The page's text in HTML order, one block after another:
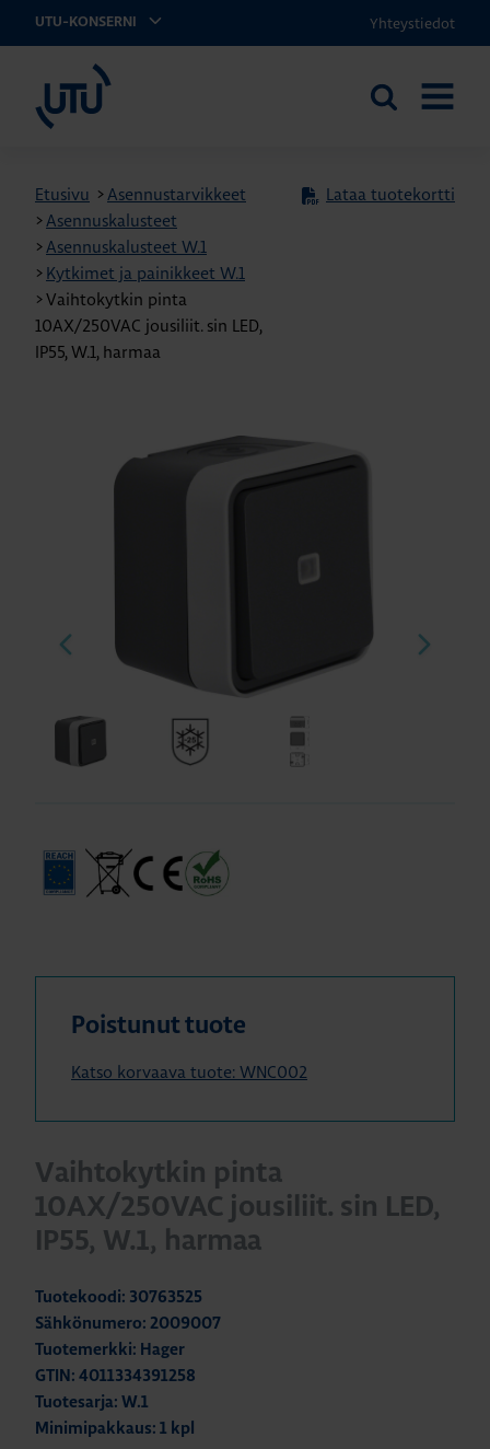
UTU-KONSERNI Yhteystiedot
Etsi
Etusivu >Asennustarvikkeet
>Asennuskalusteet
>Asennuskalusteet W.1
> Kytkimet ja painikkeet W.1
>Vaihtokytkin pinta
10AX/250VAC jousiliit. sin LED,
IP55, W.1, harmaa
Lataa tuotekortti
Poistunut tuote
Katso korvaava tuote: WNC002
Vaihtokytkin pinta
10AX/250VAC jousiliit. sin LED,
IP55, W.1, harmaa
Tuotekoodi: 30763525
Sähkönumero: 2009007
Tuotemerkki: Hager
GTIN: 4011334391258
Tuotesarja: W.1
Minimipakkaus: 1 kpl